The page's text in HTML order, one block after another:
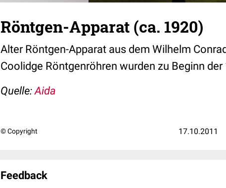
Röntgen-Apparat (ca. 1920)
Alter Röntgen-Apparat aus dem Wilhelm
Coolidge Röntgenröhren wurden zu Beginn
Quelle:Aida
© Copyright 17.10.2011
Feedback